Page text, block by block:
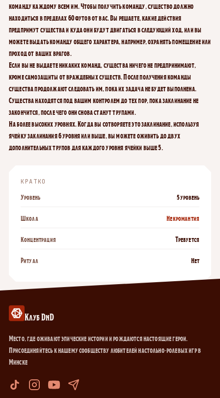
команду каждому всем им. Чтобы получить команду, существо должно
находиться в пределах 60 футов от вас. Вы решаете, какие действия
предпримут существа и куда они будут двигаться в следующий ход, или вы
можете выдать команду общего характера, например, охранять помещение или
проход от ваших врагов.
Если вы не выдаете никаких команд, существа ничего не предпринимают,
кроме самозащиты от враждебных существ. После получения команды
существа продолжают следовать им, пока их задача не будет выполнена.
Существа находятся под вашим контролем до тех пор, пока заклинание не
закончится, после чего они снова станут трупами.
На более высоких уровнях. Когда вы сотворяете это заклинание, используя
ячейку заклинания 6 уровня или выше, вы можете оживить до двух
дополнительных трупов для каждого уровня ячейки выше 5.
КРАТКО
Уровень 5 уровень
Школа Некромантия
Концентрация Требуется
Ритуал Нет
Клуб DnD
Место, где оживают эпические истории и рождаются настоящие герои.
Присоединяйтесь к нашему сообществу любителей настольно-ролевых игр в
Минске